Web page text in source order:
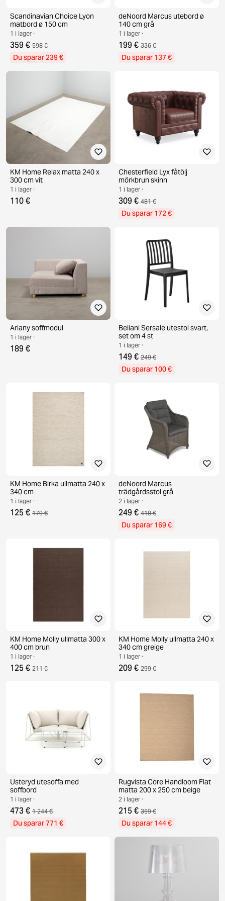
Scandinavian Choice Lyon
matbord ø 150 cm
1 i lager ·
359 € 598 €
Du sparar 239 €
deNoord Marcus utebord ø
140 cm grå
1 i lager ·
199 € 336 €
Du sparar 137 €
KM Home Relax matta 240 x
300 cm vit
1 i lager ·
110 €
Chesterfield Lyx fåtölj
mörkbrun skinn
1 i lager ·
309 € 481 €
Du sparar 172 €
Ariany soffmodul
1 i lager ·
189 €
Beliani Sersale utestol svart,
set om 4 st
1 i lager ·
149 € 249 €
Du sparar 100 €
KM Home Birka ullmatta 240 x
340 cm
1 i lager ·
125 € 179 €
deNoord Marcus
trädgårdsstol grå
2 i lager ·
249 € 418 €
Du sparar 169 €
KM Home Molly ullmatta 300 x
400 cm brun
1 i lager ·
125 € 211 €
KM Home Molly ullmatta 240 x
340 cm greige
1 i lager ·
209 € 299 €
Usteryd utesoffa med
soffbord
1 i lager ·
473 € 1 244 €
Du sparar 771 €
Rugvista Core Handloom Flat
matta 200 x 250 cm beige
2 i lager ·
215 € 359 €
Du sparar 144 €